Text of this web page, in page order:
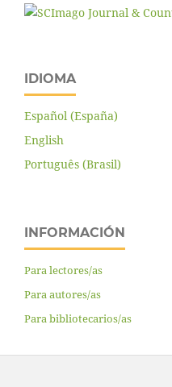
IDIOMA
Español (España)
English
Português (Brasil)
INFORMACIÓN
Para lectores/as
Para autores/as
Para bibliotecarios/as